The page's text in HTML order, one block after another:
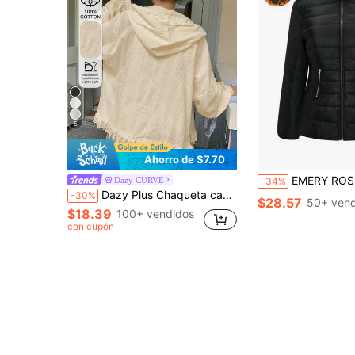
5
Ahorro de $7.70
Dazy CURVE
-30% Dazy Plus Chaqueta casual regular con capucha, manga larga, de tela texturizada suelta con parches de encaje, estilo vacacional, talla grande para mujer, primavera/verano
$18.39 100+ vendidos
con cupón
-34% EMERY ROSE Chaqueta de invierno con cremallera
$28.57 50+